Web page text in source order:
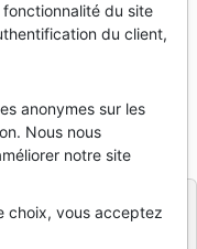
jeunesse
du site
du client,
anonymes sur les
Nous nous
notre site
choix, vous acceptez